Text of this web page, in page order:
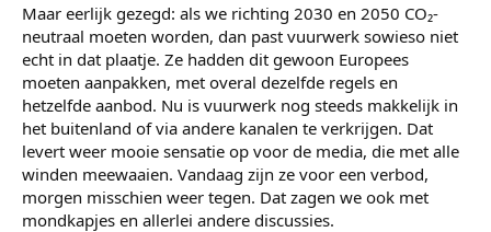
station is Duitsland zijn ze ook al zagen onder de poten die
groenen waarom gaan de branch en importeurs niet een
final solution bedenken waar we allemaal blij mee kan zijn en
misbruik artikelen tegen gaat 100% uit sluiten kan toch niet
maar compund zie ik bijna nooit iets mee wordt gebruikt
allemaal van die kleine schiet spul en zware knallers flash
bangers en dat tuig gewoon harder aan pakken schiet je op
ons oke schieten terug elke weeknd met demonstraties en
voetbal is er wel geweld met vuurwerk terwijl dat niet eens
voor handen is eigenlijk niet eens verkrijgbaar is niet hier in
Nederland
Maar eerlijk gezegd: als we richting 2030 en 2050 CO₂-
neutraal moeten worden, dan past vuurwerk sowieso niet
echt in dat plaatje. Ze hadden dit gewoon Europees
moeten aanpakken, met overal dezelfde regels en
hetzelfde aanbod. Nu is vuurwerk nog steeds makkelijk in
het buitenland of via andere kanalen te verkrijgen. Dat
levert weer mooie sensatie op voor de media, die met alle
winden meewaaien. Vandaag zijn ze voor een verbod,
morgen misschien weer tegen. Dat zagen we ook met
mondkapjes en allerlei andere discussies.